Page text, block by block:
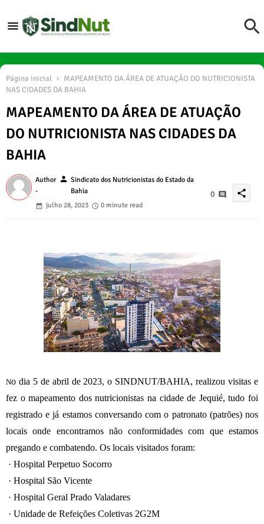
Página inicial
MAPEAMENTO DA ÁREA DE ATUAÇÃO DO NUTRICIONISTA
NAS CIDADES DA BAHIA
MAPEAMENTO DA ÁREA DE ATUAÇÃO
DO NUTRICIONISTA NAS CIDADES DA
BAHIA
Author
-
person Sindicato dos Nutricionistas do Estado da
Bahia
julho 28, 2023
0 minute read
0 share
No dia 5 de abril de 2023, o SINDNUT/BAHIA, realizou visitas e
fez o mapeamento dos nutricionistas na cidade de Jequié, tudo foi
registrado e já estamos conversando com o patronato (patrões) nos
locais onde encontramos não conformidades com que estamos
pregando e combatendo. Os locais visitados foram:
· Hospital Perpetuo Socorro
· Hospital São Vicente
· Hospital Geral Prado Valadares
· Unidade de Refeições Coletivas 2G2M